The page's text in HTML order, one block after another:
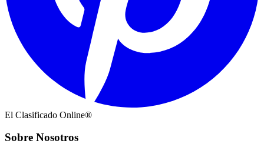
El Clasificado Online®
Sobre Nosotros